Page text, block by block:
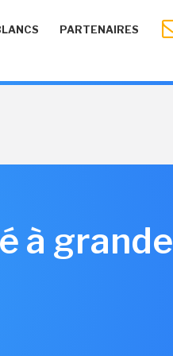
PARTENAIRES
à grande